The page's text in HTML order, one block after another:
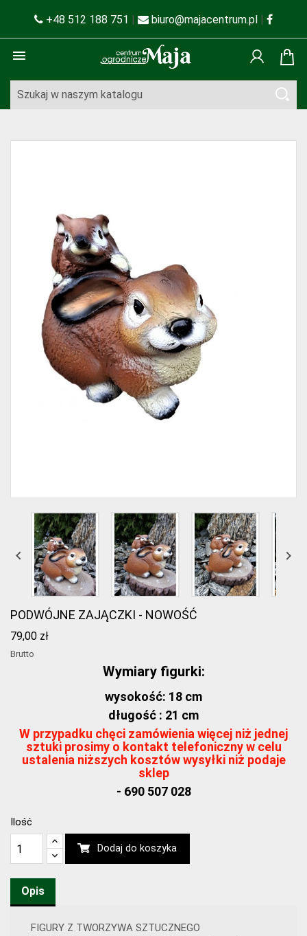
+48 512 188 751 | biuro@majacentrum.pl |

 
PODWÓJNE ZAJĄCZKI - NOWOŚĆ
79,00 zł
Brutto
Wymiary figurki:
wysokość: 18 cm
długość : 21 cm
W przypadku chęci zamówienia więcej niż jednej
sztuki prosimy o kontakt telefoniczny w celu
ustalenia niższych kosztów wysyłki niż podaje
sklep
- 690 507 028
Ilość
Dodaj do koszyka
Opis
FIGURY Z TWORZYWA SZTUCZNEGO